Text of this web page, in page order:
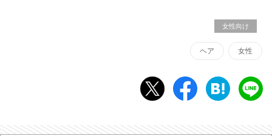
女性向け
ヘア 女性